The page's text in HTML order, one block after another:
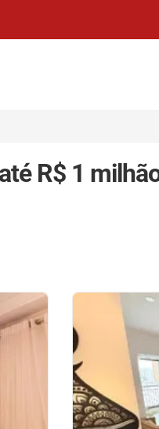
R$ 1